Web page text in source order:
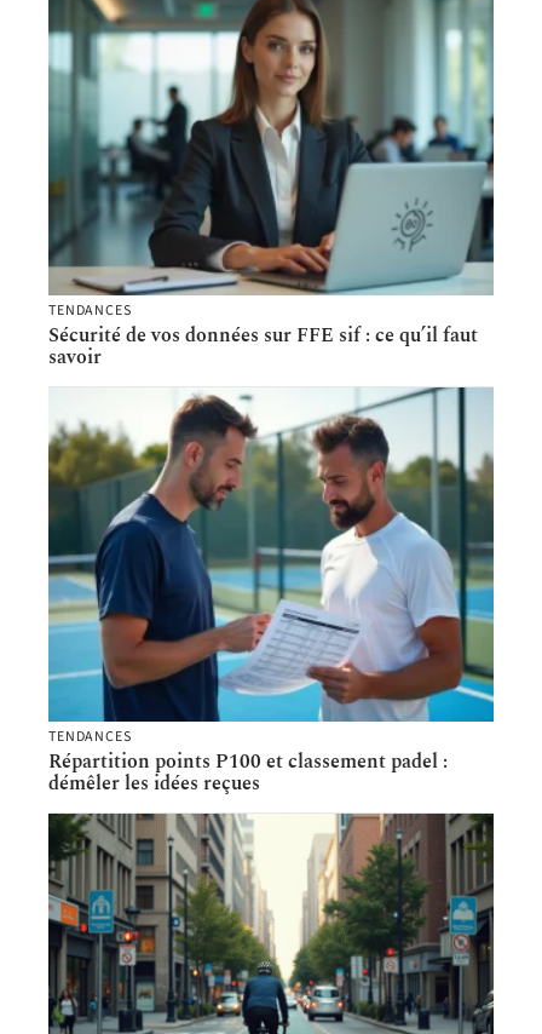
TENDANCES
Sécurité de vos données sur FFE sif : ce qu’il faut
savoir
TENDANCES
Répartition points P100 et classement padel :
démêler les idées reçues